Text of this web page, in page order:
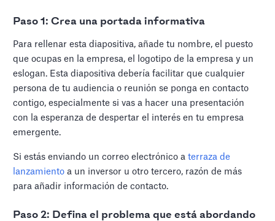
Paso 1: Crea una portada informativa
Para rellenar esta diapositiva, añade tu nombre, el puesto
que ocupas en la empresa, el logotipo de la empresa y un
eslogan. Esta diapositiva debería facilitar que cualquier
persona de tu audiencia o reunión se ponga en contacto
contigo, especialmente si vas a hacer una presentación
con la esperanza de despertar el interés en tu empresa
emergente.
Si estás enviando un correo electrónico aterraza de
lanzamiento a un inversor u otro tercero, razón de más
para añadir información de contacto.
Paso 2: Defina el problema que está abordando